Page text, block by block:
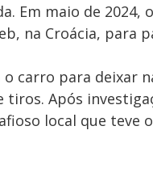
Em maio de 2024,
na Croácia, para
carro para deixar
tiros. Após
local que teve